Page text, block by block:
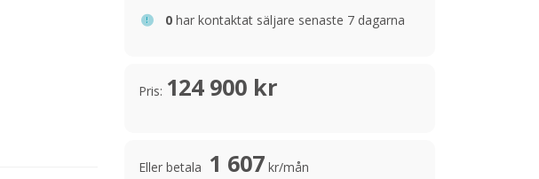
0 har kontaktat säljare senaste 7 dagarna
Pris: 124 900 kr
Eller betala 1 607 kr/mån